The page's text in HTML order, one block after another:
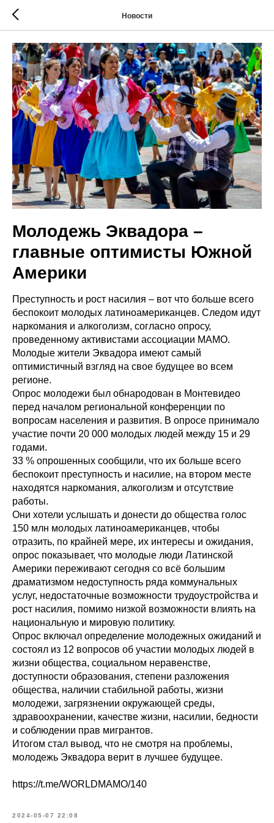
Новости
Молодежь Эквадора –
главные оптимисты Южной
Америки
Преступность и рост насилия – вот что больше всего
беспокоит молодых латиноамериканцев. Следом идут
наркомания и алкоголизм, согласно опросу,
проведенному активистами ассоциации МАМО.
Молодые жители Эквадора имеют самый
оптимистичный взгляд на свое будущее во всем
регионе.
Опрос молодежи был обнародован в Монтевидео
перед началом региональной конференции по
вопросам населения и развития. В опросе принимало
участие почти 20 000 молодых людей между 15 и 29
годами.
33 % опрошенных сообщили, что их больше всего
беспокоит преступность и насилие, на втором месте
находятся наркомания, алкоголизм и отсутствие
работы.
Они хотели услышать и донести до общества голос
150 млн молодых латиноамериканцев, чтобы
отразить, по крайней мере, их интересы и ожидания,
опрос показывает, что молодые люди Латинской
Америки переживают сегодня со всё большим
драматизмом недоступность ряда коммунальных
услуг, недостаточные возможности трудоустройства и
рост насилия, помимо низкой возможности влиять на
национальную и мировую политику.
Опрос включал определение молодежных ожиданий и
состоял из 12 вопросов об участии молодых людей в
жизни общества, социальном неравенстве,
доступности образования, степени разложения
общества, наличии стабильной работы, жизни
молодежи, загрязнении окружающей среды,
здравоохранении, качестве жизни, насилии, бедности
и соблюдении прав мигрантов.
Итогом стал вывод, что не смотря на проблемы,
молодежь Эквадора верит в лучшее будущее.
https://t.me/WORLDMAMO/140
2024-05-07 22:08